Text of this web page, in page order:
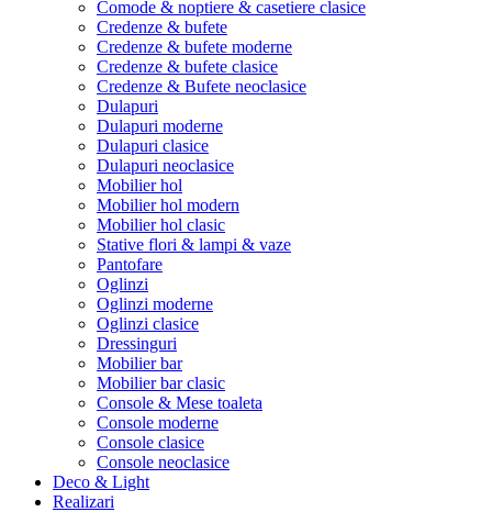
Comode & noptiere & casetiere clasice
Credenze & bufete
Credenze & bufete moderne
Credenze & bufete clasice
Credenze & Bufete neoclasice
Dulapuri
Dulapuri moderne
Dulapuri clasice
Dulapuri neoclasice
Mobilier hol
Mobilier hol modern
Mobilier hol clasic
Stative flori & lampi & vaze
Pantofare
Oglinzi
Oglinzi moderne
Oglinzi clasice
Dressinguri
Mobilier bar
Mobilier bar clasic
Console & Mese toaleta
Console moderne
Console clasice
Console neoclasice
Deco & Light
Realizari